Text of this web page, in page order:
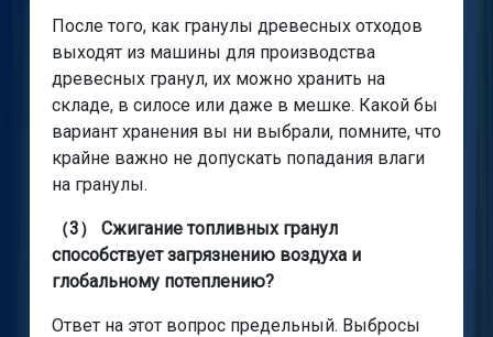
После того, как гранулы древесных отходов
выходят из машины для производства
древесных гранул, их можно хранить на
складе, в силосе или даже в мешке. Какой бы
вариант хранения вы ни выбрали, помните, что
крайне важно не допускать попадания влаги
на гранулы.
（3） Сжигание топливных гранул
способствует загрязнению воздуха и
глобальному потеплению?
Ответ на этот вопрос предельный. Выбросы